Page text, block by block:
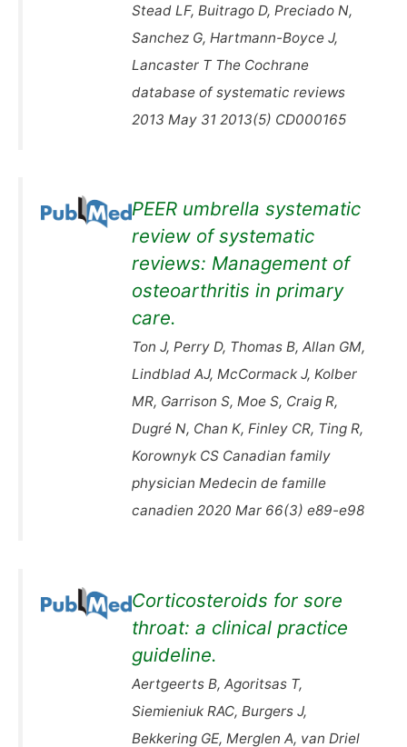
Stead LF, Buitrago D, Preciado N,
Sanchez G, Hartmann-Boyce J,
Lancaster T The Cochrane
database of systematic reviews
2013 May 31 2013(5) CD000165
PEER umbrella systematic
review of systematic
reviews: Management of
osteoarthritis in primary
care.
Ton J, Perry D, Thomas B, Allan GM,
Lindblad AJ, McCormack J, Kolber
MR, Garrison S, Moe S, Craig R,
Dugré N, Chan K, Finley CR, Ting R,
Korownyk CS Canadian family
physician Medecin de famille
canadien 2020 Mar 66(3) e89-e98
Corticosteroids for sore
throat: a clinical practice
guideline.
Aertgeerts B, Agoritsas T,
Siemieniuk RAC, Burgers J,
Bekkering GE, Merglen A, van Driel